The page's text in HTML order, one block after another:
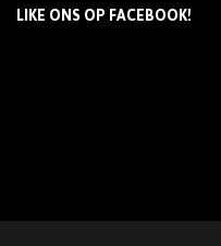
LIKE ONS OP FACEBOOK!